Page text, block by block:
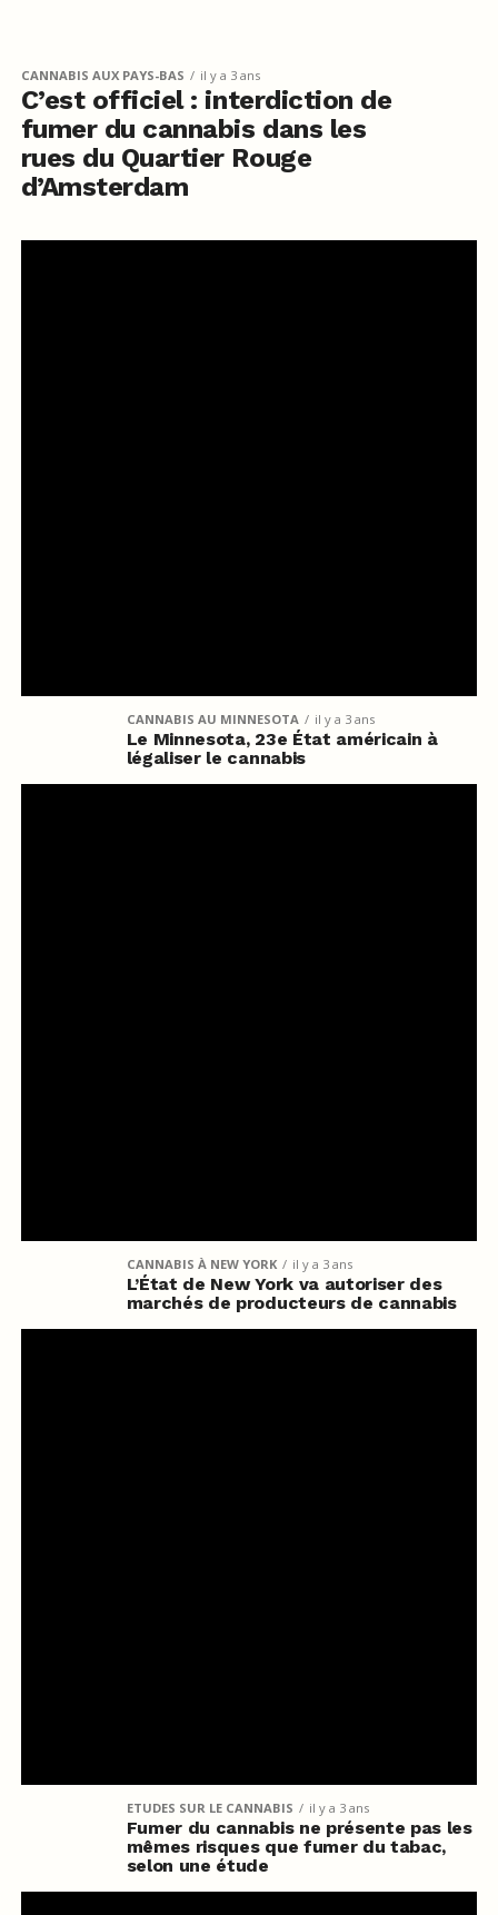
CANNABIS AUX PAYS-BAS il y a 3 ans
C’est officiel : interdiction de
fumer du cannabis dans les
rues du Quartier Rouge
d’Amsterdam
CANNABIS AU MINNESOTA il y a 3 ans
Le Minnesota, 23e État américain à
légaliser le cannabis
CANNABIS À NEW YORK il y a 3 ans
L’État de New York va autoriser des
marchés de producteurs de cannabis
ETUDES SUR LE CANNABIS il y a 3 ans
Fumer du cannabis ne présente pas les
mêmes risques que fumer du tabac,
selon une étude